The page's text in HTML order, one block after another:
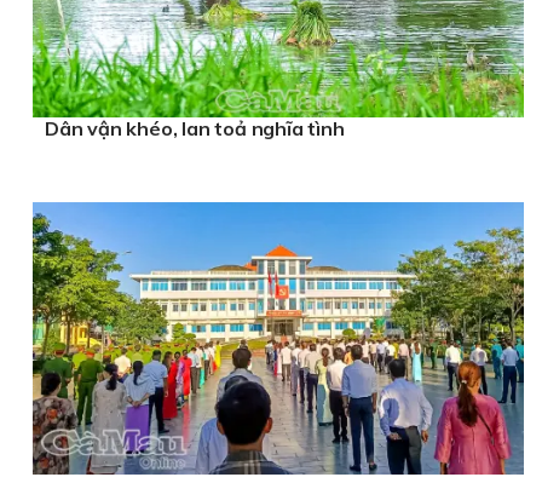
Dân vận khéo, lan toả nghĩa tình